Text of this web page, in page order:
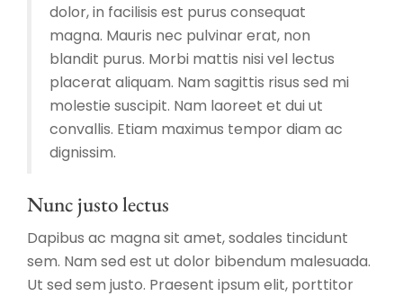
dolor, in facilisis est purus consequat
magna. Mauris nec pulvinar erat, non
blandit purus. Morbi mattis nisi vel lectus
placerat aliquam. Nam sagittis risus sed mi
molestie suscipit. Nam laoreet et dui ut
convallis. Etiam maximus tempor diam ac
dignissim.
Nunc justo lectus
Dapibus ac magna sit amet, sodales tincidunt
sem. Nam sed est ut dolor bibendum malesuada.
Ut sed sem justo. Praesent ipsum elit, porttitor